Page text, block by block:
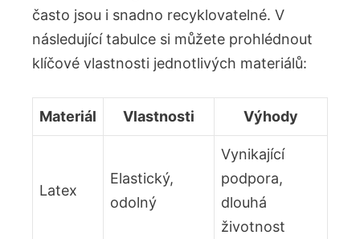
často jsou ⁢i snadno recyklovatelné. V
následující tabulce ‌si můžete prohlédnout​
klíčové vlastnosti jednotlivých materiálů:
Materiál Vlastnosti Výhody
Latex
Elastický,
odolný
Vynikající‍
podpora,
dlouhá
životnost